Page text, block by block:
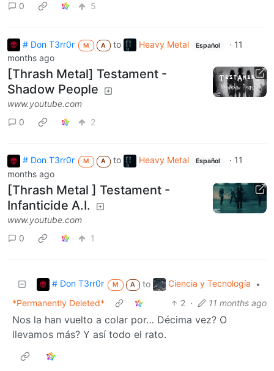
0
5
# Don T3rr0r M A to Heavy Metal Español · 11
months ago
[Thrash Metal] Testament -
Shadow People
www.youtube.com
0
2
# Don T3rr0r M A to Heavy Metal Español · 11
months ago
[Thrash Metal ] Testament -
Infanticide A.I.
www.youtube.com
0
1
# Don T3rr0r M A to Ciencia y Tecnología
•
*Permanently Deleted*
2 · 11 months ago
Nos la han vuelto a colar por… Décima vez? O
llevamos más? Y así todo el rato.